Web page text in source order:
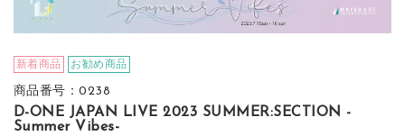
新着商品 お勧め商品
商品番号：0238
D-ONE JAPAN LIVE 2023 SUMMER:SECTION -
Summer Vibes-